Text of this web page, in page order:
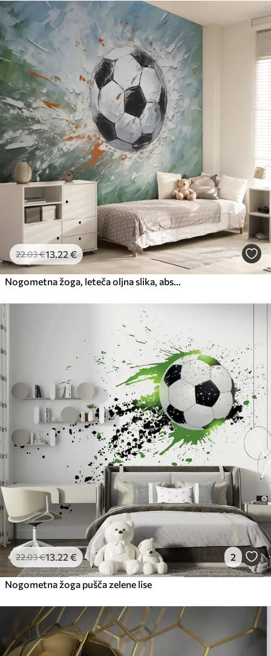
22.03€13 .22€
22.03€13 .22 € 2
Nogometna žoga pušča zelene lise